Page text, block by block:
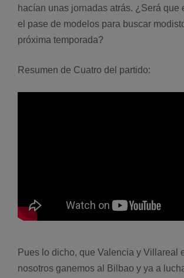
hací­an unas jornadas atrás. ¿Será que
el pase de modelos para buscar
próxima temporada?
Resumen de Cuatro del partido:
Pues lo dicho, que Valencia y Villareal
nosotros ganemos al Bilbao y ya a